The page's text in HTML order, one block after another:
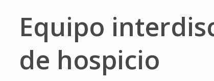
Equipo
de hospicio